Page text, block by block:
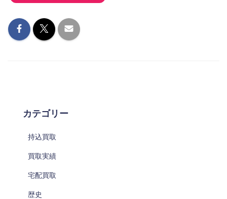
カテゴリー
持込買取
買取実績
宅配買取
歴史